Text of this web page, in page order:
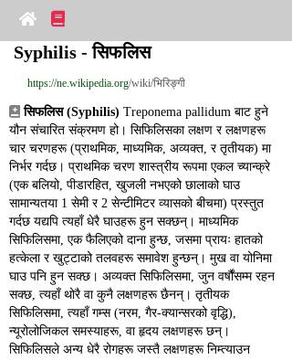
Syphilis - सिफलिस
https://ne.wikipedia.org/wiki/भिरिङ्गी
सिफलिस (Syphilis) Treponema pallidum बाट हुने
यौन संचारित संक्रमण हो। सिफिलिसका लक्षण र लक्षणहरू
चार चरणहरू (प्राथमिक, माध्यमिक, अव्यक्त, र तृतीयक) मा
निर्भर गर्दछ। प्राथमिक चरण शास्त्रीय रूपमा एकल च्यान्क्रे
(एक बलियो, पीडारहित, खुजली नभएको छालाको घाउ
सामान्यतया 1 सेमी र 2 सेन्टीमिटर व्यासको बीचमा) प्रस्तुत
गर्दछ यद्यपि त्यहाँ धेरै घाउहरू हुन सक्छन्। माध्यमिक
सिफिलिसमा, एक फैलिएको दाना हुन्छ, जसमा प्रायः हातको
हत्केला र खुट्टाको तलवहरू समावेश हुन्छन्। मुख वा योनिमा
घाउ पनि हुन सक्छ। अव्यक्त सिफिलिसमा, जुन वर्षौंसम्म रहन
सक्छ, त्यहाँ थोरै वा कुनै लक्षणहरू छैनन्। तृतीयक
सिफिलिसमा, त्यहाँ गम्स (नरम, गैर-क्यान्सरको वृद्धि),
न्यूरोलोजिकल समस्याहरू, वा हृदय लक्षणहरू छन्।
सिफिलिसले अन्य धेरै रोगहरू जस्तै लक्षणहरू निम्त्याउन